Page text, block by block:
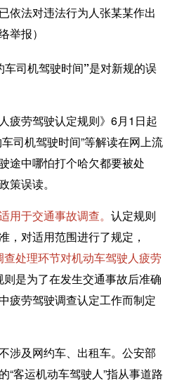
依法对违法行为人张某某作出
举报）
车司机驾驶时间”是对新规的误
疲劳驾驶认定规则》6月1日起
司机驾驶时间”等解读在网上流
途中哪怕打个哈欠都要被处
策误读。
用于交通事故调查。 认定规则
，对适用范围进行了规定，
处理环节对机动车驾驶人疲劳
则是为了在发生交通事故后准确
疲劳驾驶调查认定工作而制定
涉及网约车、出租车。 公安部
“客运机动车驾驶人”指从事道路